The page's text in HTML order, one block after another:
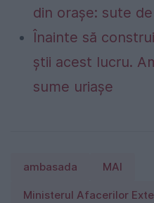
din orașe: sute
Înainte să
știi acest lucru.
sume uriașe
ambasada MAI
Ministerul Afacerilor